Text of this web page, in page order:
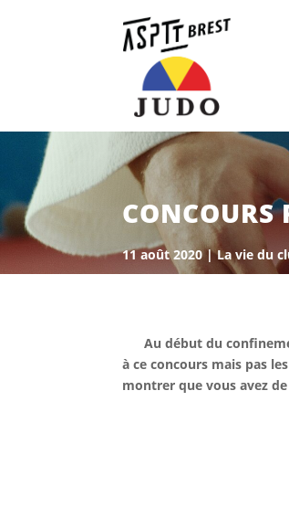
CONCOURS
11 août 2020|La vie du
Au début du
à ce concours mais pas
montrer que vous avez